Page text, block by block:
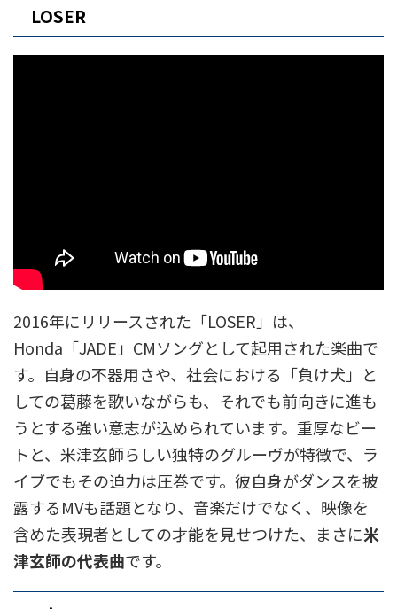
LOSER
2016年にリリースされた「LOSER」は、
Honda「JADE」CMソングとして起用された楽曲で
す。自身の不器用さや、社会における「負け犬」と
しての葛藤を歌いながらも、それでも前向きに進も
うとする強い意志が込められています。重厚なビー
トと、米津玄師らしい独特のグルーヴが特徴で、ラ
イブでもその迫力は圧巻です。彼自身がダンスを披
露するMVも話題となり、音楽だけでなく、映像を
含めた表現者としての才能を見せつけた、まさに米
津玄師の代表曲です。